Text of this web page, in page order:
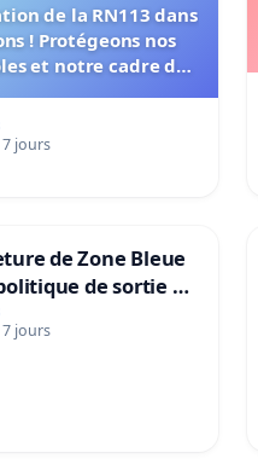
de la RN113 dans
! Protégeons nos
et notre cadre de
jours
de Zone Bleue
de sortie de
jours